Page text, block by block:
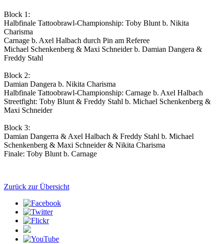
Block 1:
Halbfinale Tattoobrawl-Championship: Toby Blunt b. Nikita
Charisma
Carnage b. Axel Halbach durch Pin am Referee
Michael Schenkenberg & Maxi Schneider b. Damian Dangera &
Freddy Stahl
Block 2:
Damian Dangera b. Nikita Charisma
Halbfinale Tattoobrawl-Championship: Carnage b. Axel Halbach
Streetfight: Toby Blunt & Freddy Stahl b. Michael Schenkenberg &
Maxi Schneider
Block 3:
Damian Dangerra & Axel Halbach & Freddy Stahl b. Michael
Schenkenberg & Maxi Schneider & Nikita Charisma
Finale: Toby Blunt b. Carnage
Zurück zur Übersicht